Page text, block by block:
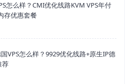
怎么样？CMI优化线路KVM VPS年付
存优惠套餐
VPS怎么样？9929优化线路+原生IP德
荐